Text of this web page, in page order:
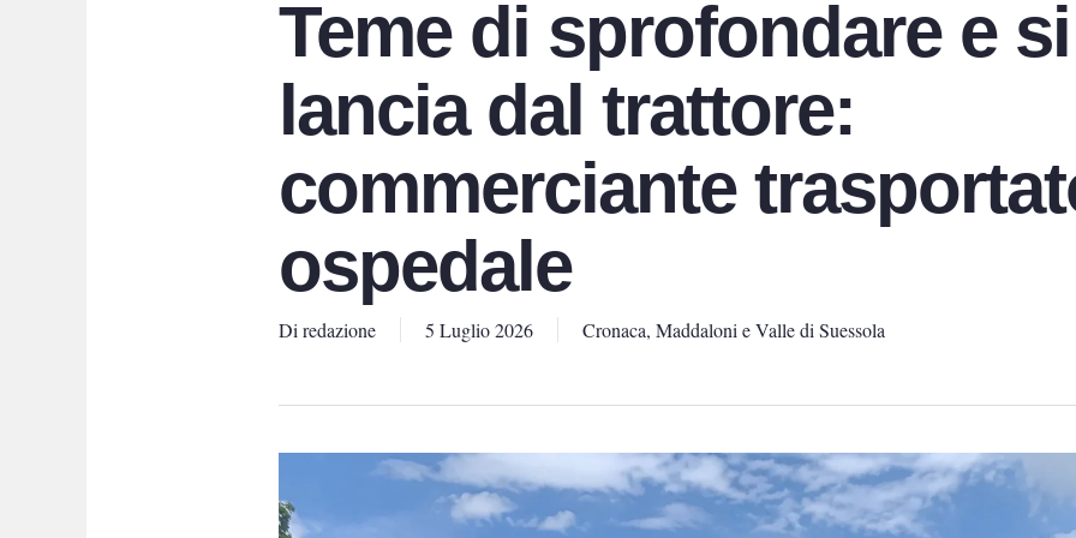
Teme di sprofondare e si
lancia dal trattore:
commerciante
ospedale
Di redazione 5 Luglio 2026 Cronaca, Maddaloni e Valle di Suessola